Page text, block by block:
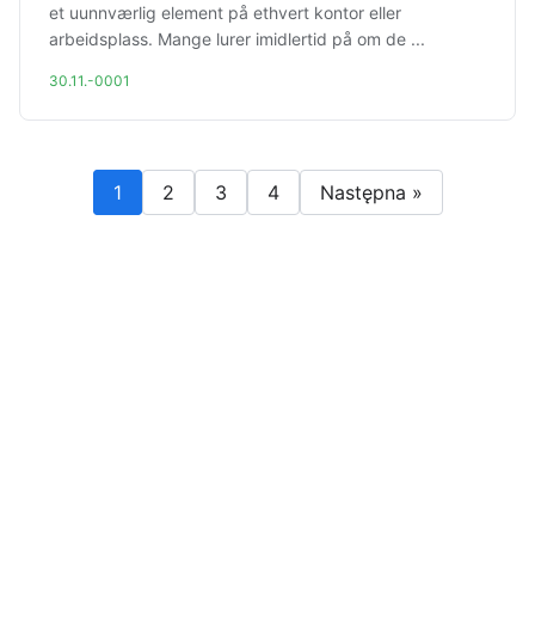
et uunnværlig element på ethvert kontor eller
arbeidsplass. Mange lurer imidlertid på om de ...
30.11.-0001
1 2 3 4 Następna »